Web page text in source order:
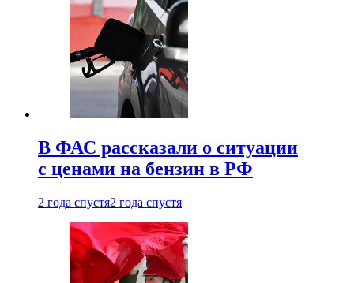
В ФАС рассказали о ситуации
с ценами на бензин в РФ
2 года спустя2 года спустя